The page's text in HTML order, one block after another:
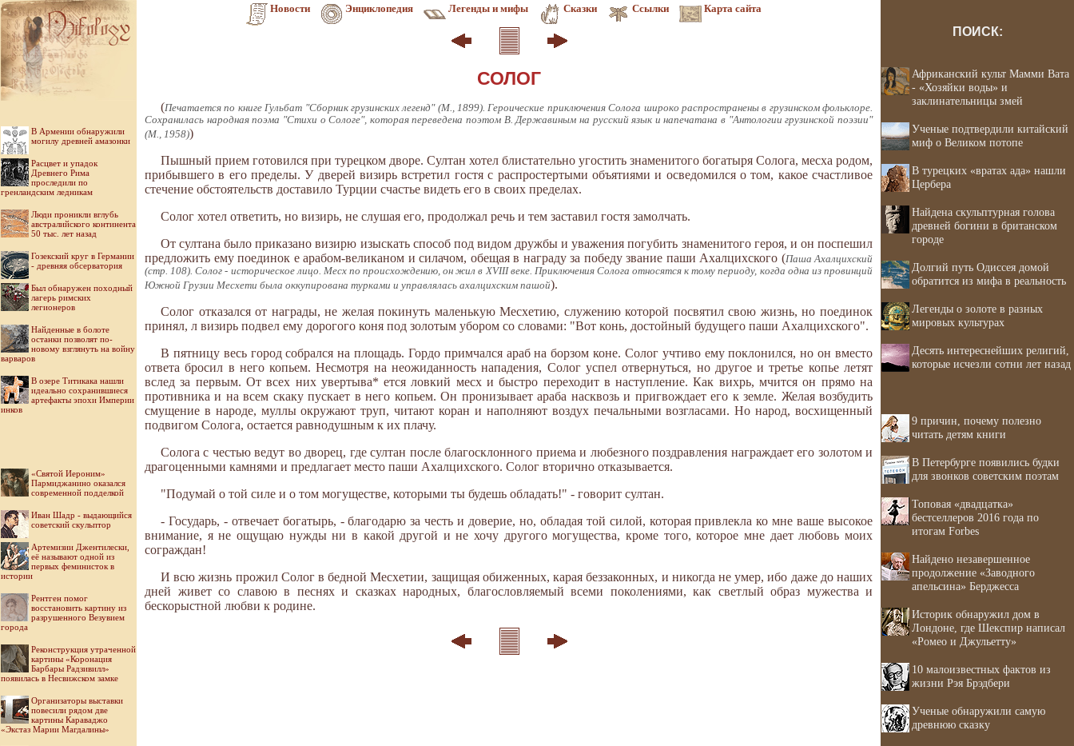
Новости Энциклопедия Легенды и мифы Сказки Ссылки Карта сайта
В Армении обнаружили
могилу древней амазонки
Расцвет и упадок
Древнего Рима
проследили по
гренландским ледникам
Люди проникли вглубь
австралийского континента
50 тыс. лет назад
Гозекский круг в Германии
- древняя обсерватория
Был обнаружен походный
лагерь римских
легионеров
Найденные в болоте
останки позволят по-
новому взглянуть на войну
варваров
В озере Титикака нашли
идеально сохранившиеся
артефакты эпохи Империи
инков
«Святой Иероним»
Пармиджанино оказался
современной подделкой
Иван Шадр - выдающийся
советский скульптор
Артемизии Джентилески,
её называют одной из
первых феминисток в
истории
Рентген помог
восстановить картину из
разрушенного Везувием
города
Реконструкция утраченной
картины «Коронация
Барбары Радзивилл»
появилась в Несвижском замке
Организаторы выставки
повесили рядом две
картины Караваджо
«Экстаз Марии Магдалины»
СОЛОГ
(Печатается по книге Гульбат "Сборник грузинских легенд" (М., 1899). Героические приключения Солога широко распространены в грузинском фольклоре.
Сохранилась народная поэма "Стихи о Сологе", которая переведена поэтом В. Державиным на русский язык и напечатана в "Антологии грузинской поэзии"
(М., 1958))
Пышный прием готовился при турецком дворе. Султан хотел блистательно угостить знаменитого богатыря Солога, месха родом,
прибывшего в его пределы. У дверей визирь встретил гостя с распростертыми объятиями и осведомился о том, какое счастливое
стечение обстоятельств доставило Турции счастье видеть его в своих пределах.
Солог хотел ответить, но визирь, не слушая его, продолжал речь и тем заставил гостя замолчать.
От султана было приказано визирю изыскать способ под видом дружбы и уважения погубить знаменитого героя, и он поспешил
предложить ему поединок е арабом-великаном и силачом, обещая в награду за победу звание паши Ахалцихского (Паша Ахалцихский
(стр. 108). Солог - историческое лицо. Месх по происхождению, он жил в XVIII веке. Приключения Солога относятся к тому периоду, когда одна из провинций
Южной Грузии Месхети была оккупирована турками и управлялась ахалцихским пашой).
Солог отказался от награды, не желая покинуть маленькую Месхетию, служению которой посвятил свою жизнь, но поединок
принял, л визирь подвел ему дорогого коня под золотым убором со словами: "Вот конь, достойный будущего паши Ахалцихского".
В пятницу весь город собрался на площадь. Гордо примчался араб на борзом коне. Солог учтиво ему поклонился, но он вместо
ответа бросил в него копьем. Несмотря на неожиданность нападения, Солог успел отвернуться, но другое и третье копье летят
вслед за первым. От всех них увертыва* ется ловкий месх и быстро переходит в наступление. Как вихрь, мчится он прямо на
противника и на всем скаку пускает в него копьем. Он пронизывает араба насквозь и пригвождает его к земле. Желая возбудить
смущение в народе, муллы окружают труп, читают коран и наполняют воздух печальными возгласами. Но народ, восхищенный
подвигом Солога, остается равнодушным к их плачу.
Солога с честью ведут во дворец, где султан после благосклонного приема и любезного поздравления награждает его золотом и
драгоценными камнями и предлагает место паши Ахалцихского. Солог вторично отказывается.
"Подумай о той силе и о том могуществе, которыми ты будешь обладать!" - говорит султан.
- Государь, - отвечает богатырь, - благодарю за честь и доверие, но, обладая той силой, которая привлекла ко мне ваше высокое
внимание, я не ощущаю нужды ни в какой другой и не хочу другого могущества, кроме того, которое мне дает любовь моих
сограждан!
И всю жизнь прожил Солог в бедной Месхетии, защищая обиженных, карая беззаконных, и никогда не умер, ибо даже до наших
дней живет со славою в песнях и сказках народных, благословляемый всеми поколениями, как светлый образ мужества и
бескорыстной любви к родине.
ПОИСК:
Африканский культ Мамми Вата
- «Хозяйки воды» и
заклинательницы змей
Ученые подтвердили китайский
миф о Великом потопе
В турецких «вратах ада» нашли
Цербера
Найдена скульптурная голова
древней богини в британском
городе
Долгий путь Одиссея домой
обратится из мифа в реальность
Легенды о золоте в разных
мировых культурах
Десять интереснейших религий,
которые исчезли сотни лет назад
9 причин, почему полезно
читать детям книги
В Петербурге появились будки
для звонков советским поэтам
Топовая «двадцатка»
бестселлеров 2016 года по
итогам Forbes
Найдено незавершенное
продолжение «Заводного
апельсина» Берджесса
Историк обнаружил дом в
Лондоне, где Шекспир написал
«Ромео и Джульетту»
10 малоизвестных фактов из
жизни Рэя Брэдбери
Ученые обнаружили самую
древнюю сказку